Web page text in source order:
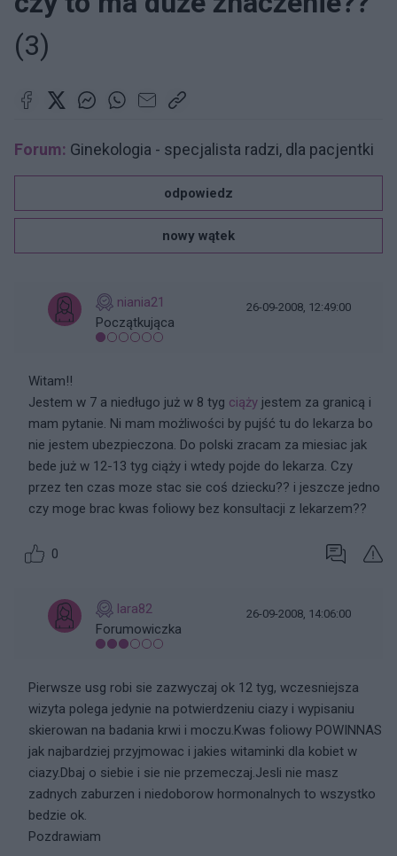
(3)
Forum: Ginekologia - specjalista radzi, dla pacjentki
odpowiedz
nowy wątek
niania21
Początkująca
26-09-2008, 12:49:00
Witam!!
Jestem w 7 a niedługo już w 8 tyg ciąży jestem za granicą i
mam pytanie. Ni mam możliwości by pujść tu do lekarza bo
nie jestem ubezpieczona. Do polski zracam za miesiac jak
bede już w 12-13 tyg ciąży i wtedy pojde do lekarza. Czy
przez ten czas moze stac sie coś dziecku?? i jeszcze jedno
czy moge brac kwas foliowy bez konsultacji z lekarzem??
0
lara82
Forumowiczka
26-09-2008, 14:06:00
Pierwsze usg robi sie zazwyczaj ok 12 tyg, wczesniejsza
wizyta polega jedynie na potwierdzeniu ciazy i wypisaniu
skierowan na badania krwi i moczu.Kwas foliowy POWINNAS
jak najbardziej przyjmowac i jakies witaminki dla kobiet w
ciazy.Dbaj o siebie i sie nie przemeczaj.Jesli nie masz
zadnych zaburzen i niedoborow hormonalnych to wszystko
bedzie ok.
Pozdrawiam